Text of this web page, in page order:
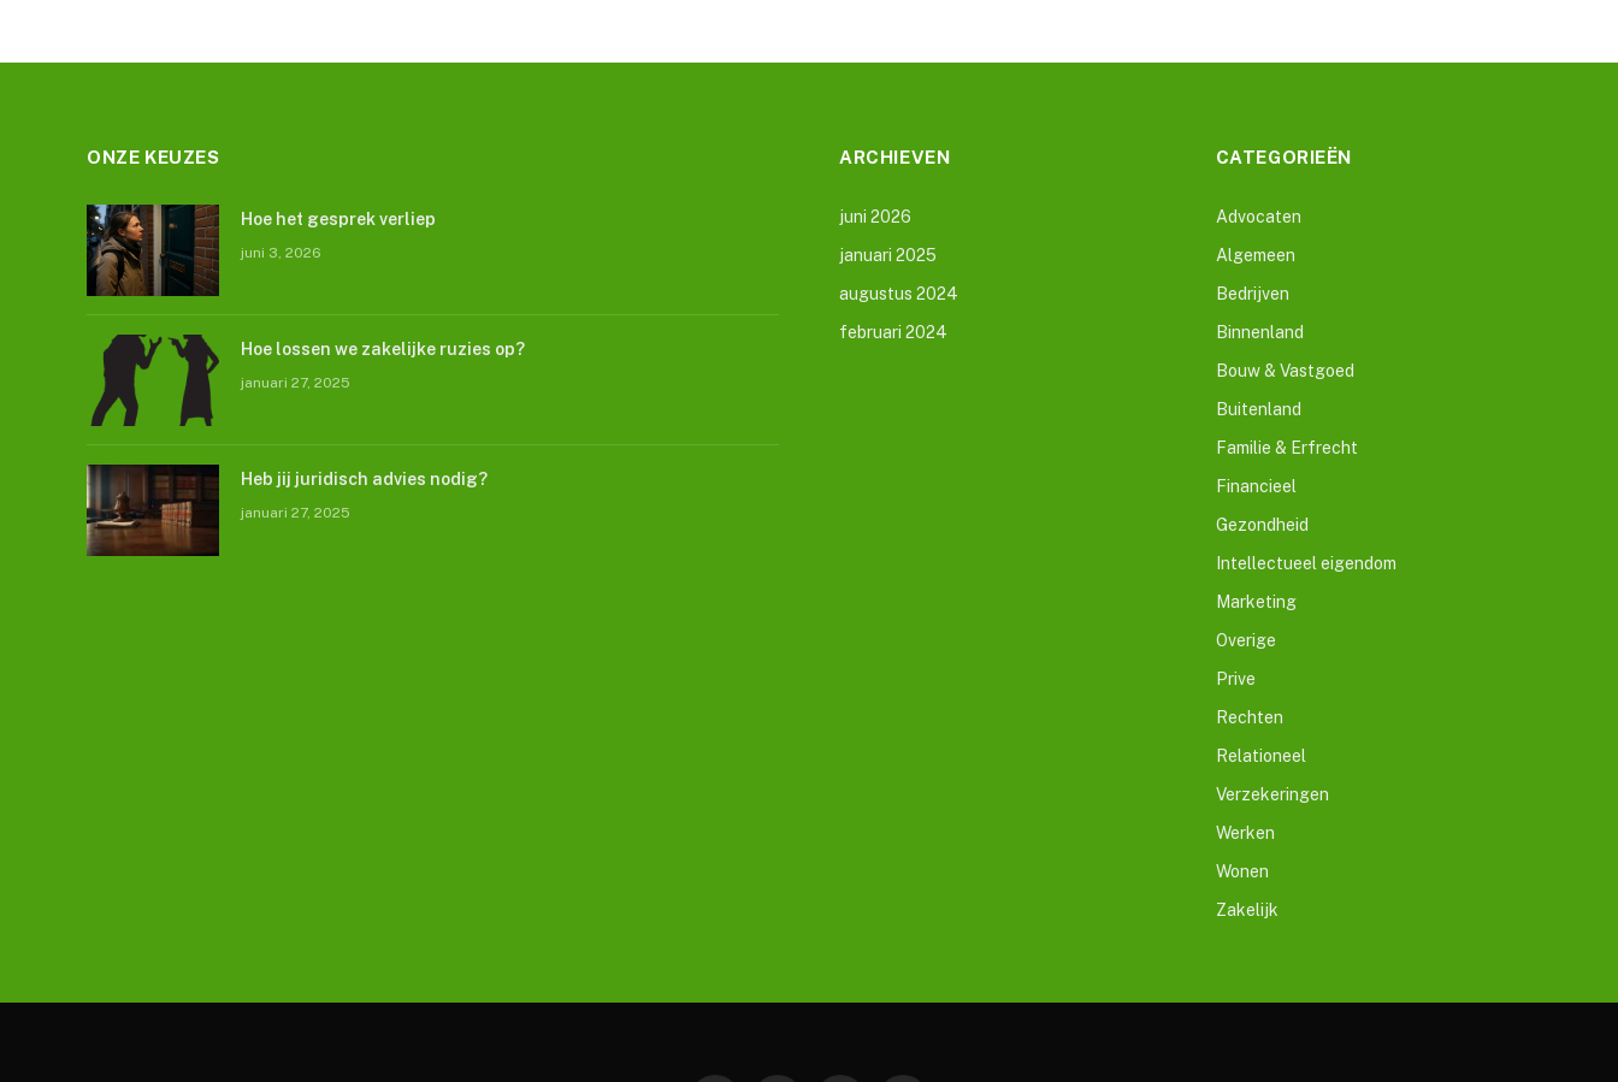
ONZE KEUZES
Hoe het gesprek verliep
juni 3, 2026
Hoe lossen we zakelijke ruzies op?
januari 27, 2025
Heb jij juridisch advies nodig?
januari 27, 2025
ARCHIEVEN
juni 2026
januari 2025
augustus 2024
februari 2024
CATEGORIEËN
Advocaten
Algemeen
Bedrijven
Binnenland
Bouw & Vastgoed
Buitenland
Familie & Erfrecht
Financieel
Gezondheid
Intellectueel eigendom
Marketing
Overige
Prive
Rechten
Relationeel
Verzekeringen
Werken
Wonen
Zakelijk